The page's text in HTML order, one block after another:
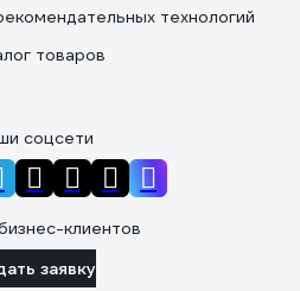
технологий
товаров
соцсети
клиентов
заявку